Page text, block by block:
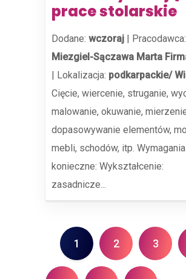
prace stolarskie
Dodane: wczoraj | Pracodawca:
Miezgiel-Sączawa Marta
| Lokalizacja: podkarpackie/
Cięcie, wiercenie, struganie,
malowanie, okuwanie,
dopasowywanie elementów,
mebli, schodów, itp. Wymagania
konieczne: Wykształcenie:
zasadnicze...
1 2 3